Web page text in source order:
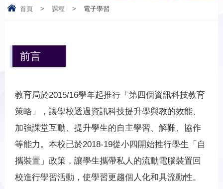
首頁 > 課程 > 電子學習
前言
教育局於2015/16學年起推行「第四個資訊科技教育
策略」，讓學校透過資訊科技提升學與教的效能、
加強課堂互動、提升學生的自主學習、解難、協作
等能力。本校已於2018-19從小四開始推行學生「自
攜裝置」政策，讓學生攜帶私人的流動電腦裝置回
校進行學習活動，使學習更趨個人化和具流動性。